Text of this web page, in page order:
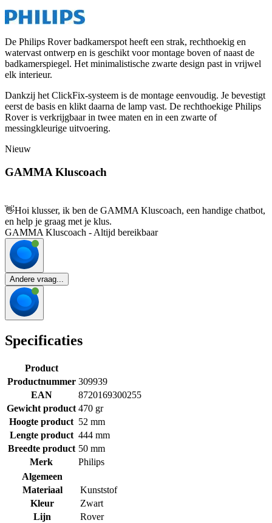
De Philips Rover badkamerspot heeft een strak, rechthoekig en
watervast ontwerp en is geschikt voor montage boven of naast de
badkamerspiegel. Het minimalistische zwarte design past in vrijwel
elk interieur.
Dankzij het ClickFix-systeem is de montage eenvoudig. Je bevestigt
eerst de basis en klikt daarna de lamp vast. De rechthoekige Philips
Rover is verkrijgbaar in twee maten en in een zwarte of
messingkleurige uitvoering.
Nieuw
GAMMA Kluscoach
👋Hoi klusser, ik ben de GAMMA Kluscoach, een handige chatbot,
en help je graag met je klus.
GAMMA Kluscoach - Altijd bereikbaar
Andere vraag...
Specificaties
Product
Productnummer 309939
EAN
8720169300255
Gewicht product 470 gr
Hoogte product 52 mm
Lengte product 444 mm
Breedte product 50 mm
Merk
Philips
Algemeen
Materiaal
Kunststof
Kleur
Zwart
Lijn
Rover